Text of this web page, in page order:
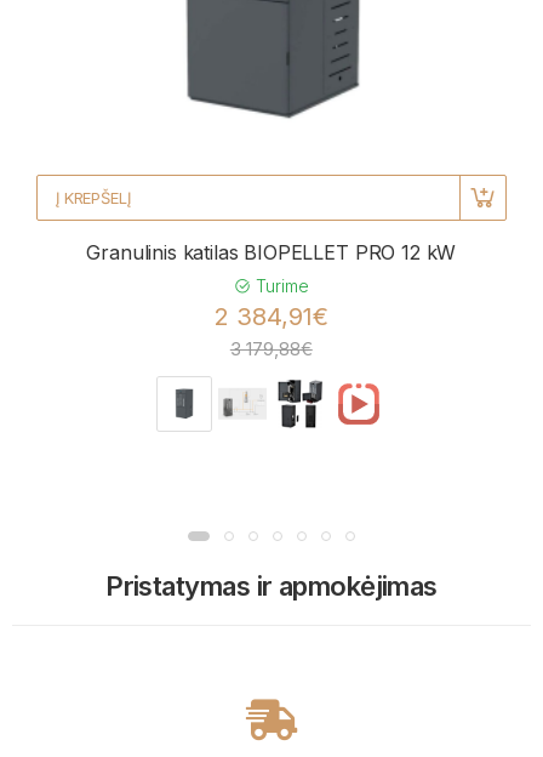
Į KREPŠELĮ
Granulinis katilas BIOPELLET PRO 12 kW
Turime
2 384,91€
3 179,88€
Pristatymas ir apmokėjimas